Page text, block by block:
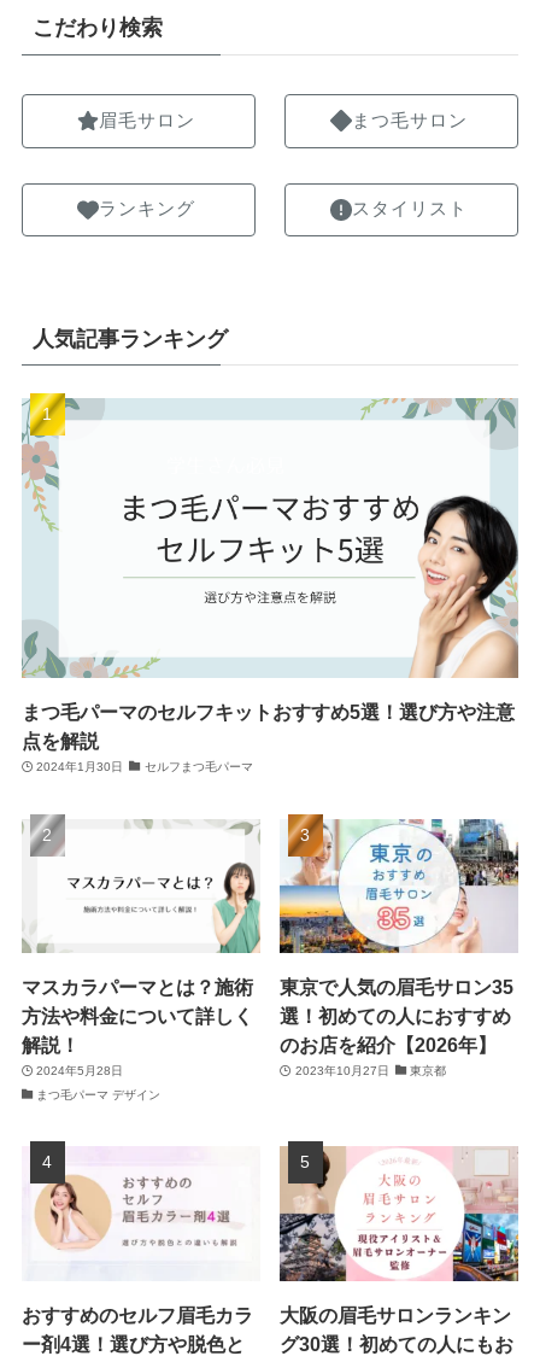
こだわり検索
眉毛サロン
ランキング
まつ毛サロン
スタイリスト
人気記事ランキング
まつ毛パーマのセルフキットおすすめ5選！選び方や注意
点を解説
2024年1月30日 セルフまつ毛パーマ
マスカラパーマとは？施術
方法や料金について詳しく
解説！
2024年5月28日
まつ毛パーマ デザイン
東京で人気の眉毛サロン35
選！初めての人におすすめ
のお店を紹介【2026年】
2023年10月27日 東京都
おすすめのセルフ眉毛カラ
ー剤4選！選び方や脱色と
大阪の眉毛サロンランキン
グ30選！初めての人にもお